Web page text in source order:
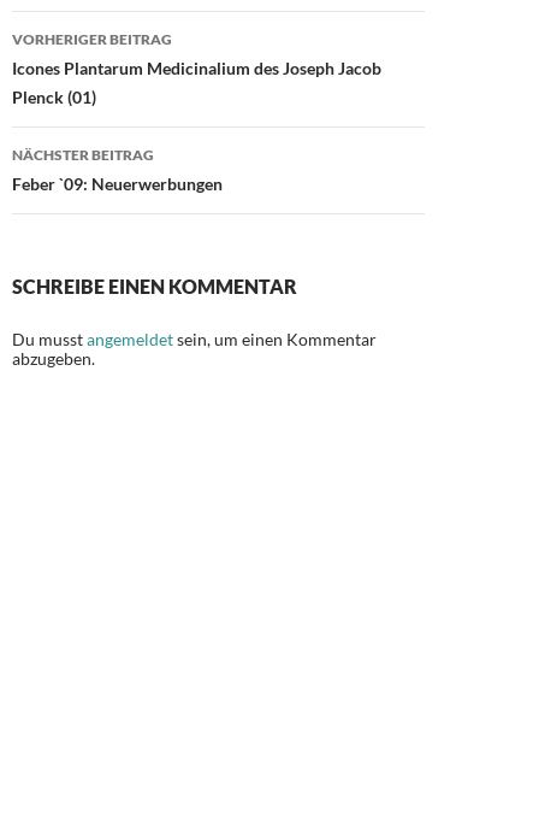
b
o
o
k
d
o
n
Beitragsnavigation
VORHERIGER BEITRAG
Icones Plantarum Medicinalium des Joseph Jacob
Plenck (01)
NÄCHSTER BEITRAG
Feber `09: Neuerwerbungen
SCHREIBE EINEN KOMMENTAR
Du musstangemeldetsein, um einen Kommentar
abzugeben.